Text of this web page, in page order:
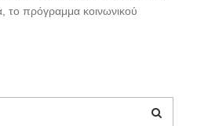
το πρόγραμμα κοινωνικού